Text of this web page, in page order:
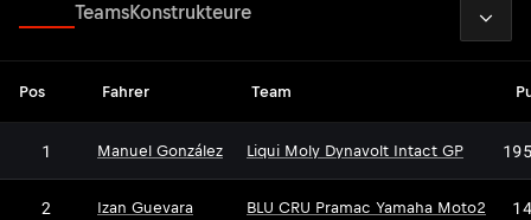
TeamsKonstrukteure
Pos Fahrer Team
1 Manuel González Liqui Moly Dynavolt Intact GP
2 Izan Guevara BLU CRU Pramac Yamaha Moto2